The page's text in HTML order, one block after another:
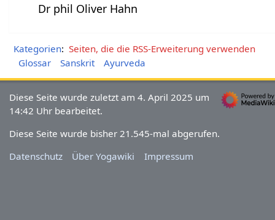
Dr phil Oliver Hahn
Kategorien: Seiten, die die RSS-Erweiterung verwenden
Glossar
Sanskrit Ayurveda
Diese Seite wurde zuletzt am 4. April 2025 um
14:42 Uhr bearbeitet.
Diese Seite wurde bisher 21.545-mal abgerufen.
Datenschutz
Über Yogawiki Impressum